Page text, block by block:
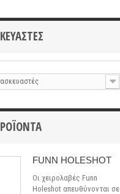
FUNN HOLESHOT
Οι χειρολαβές Funn
Holeshot απευθύνονται σε